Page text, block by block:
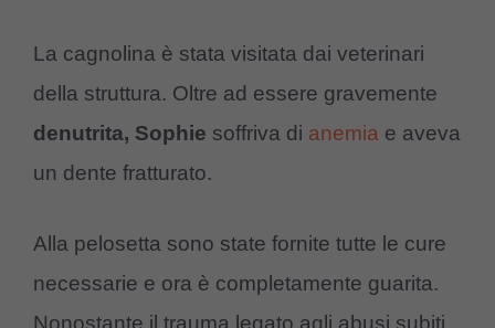
La cagnolina è stata visitata dai veterinari
della struttura. Oltre ad essere gravemente
denutrita, Sophie soffriva di anemia e aveva
un dente fratturato.
Alla pelosetta sono state fornite tutte le cure
necessarie e ora è completamente guarita.
Nonostante il trauma legato agli abusi subiti,